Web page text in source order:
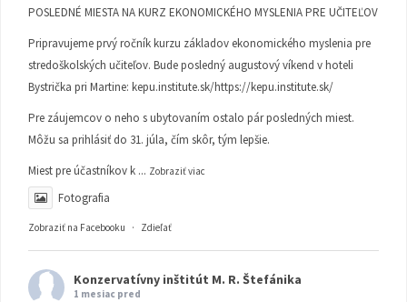
POSLEDNÉ MIESTA NA KURZ EKONOMICKÉHO MYSLENIA PRE UČITEĽOV
Pripravujeme prvý ročník kurzu základov ekonomického myslenia pre
stredoškolských učiteľov. Bude posledný augustový víkend v hoteli
Bystrička pri Martine: kepu.institute.sk/https://kepu.institute.sk/
Pre záujemcov o neho s ubytovaním ostalo pár posledných miest.
Môžu sa prihlásiť do 31. júla, čím skôr, tým lepšie.
Miest pre účastníkov k ... Zobraziť viac
Fotografia
Zobraziť na Facebooku · Zdieľať
Konzervatívny inštitút M. R. Štefánika
1 mesiac pred